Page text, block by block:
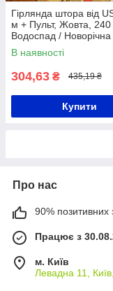
Гірлянда штора від
м + Пульт, Жовта, 240
Водоспад / Новорічна
світлодіодна гірлянда
В наявності
304,63 ₴ 435,19 ₴
Купити
Про нас
90% позитивних
Працює з
м. Київ
Левадна 11,